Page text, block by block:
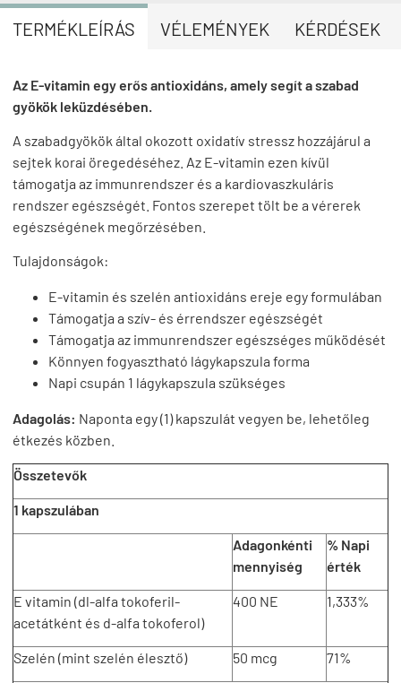
TERMÉKLEÍRÁS VÉLEMÉNYEK KÉRDÉSEK
Az E-vitamin egy erős antioxidáns, amely segít a szabad
gyökök leküzdésében.
A szabadgyökök által okozott oxidatív stressz hozzájárul a
sejtek korai öregedéséhez. Az E-vitamin ezen kívül
támogatja az immunrendszer és a kardiovaszkuláris
rendszer egészségét. Fontos szerepet tölt be a vérerek
egészségének megőrzésében.
Tulajdonságok:
E-vitamin és szelén antioxidáns ereje egy formulában
Támogatja a szív- és érrendszer egészségét
Támogatja az immunrendszer egészséges működését
Könnyen fogyasztható lágykapszula forma
Napi csupán 1 lágykapszula szükséges
Adagolás: Naponta egy (1) kapszulát vegyen be, lehetőleg
étkezés közben.
Összetevők
1 kapszulában
Adagonkénti
mennyiség
% Napi
érték
E vitamin (dl-alfa tokoferil-
acetátként és d-alfa tokoferol)
400 NE 1,333%
Szelén (mint szelén élesztő) 50 mcg 71%